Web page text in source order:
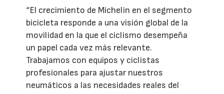
“El crecimiento de Michelin en el segmento
bicicleta responde a una visión global de la
movilidad en la que el ciclismo desempeña
un papel cada vez más relevante.
Trabajamos con equipos y ciclistas
profesionales para ajustar nuestros
neumáticos a las necesidades reales del